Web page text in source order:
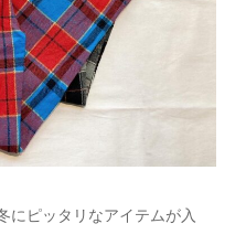
にピッタリなアイテムが入